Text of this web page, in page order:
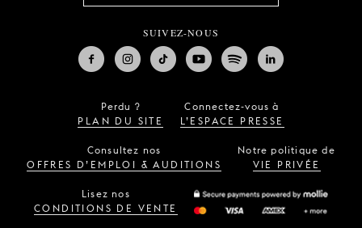
SUIVEZ-NOUS
Perdu ?
PLAN DU SITE
Connectez-vous à
L’ESPACE PRESSE
Consultez nos
OFFRES D’EMPLOI & AUDITIONS
Notre politique de
VIE PRIVÉE
Lisez nos
CONDITIONS DE VENTE